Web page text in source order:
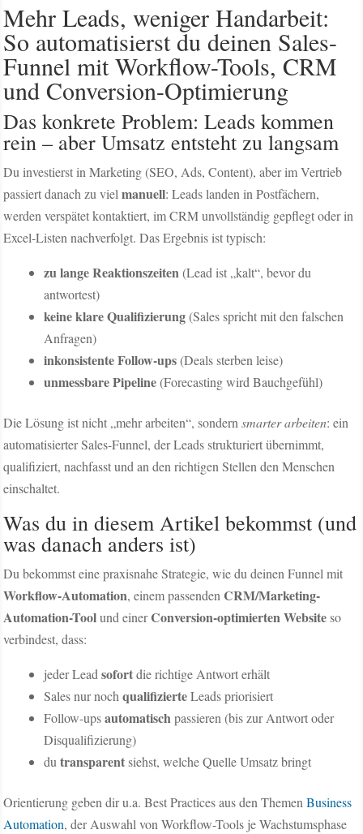
Mehr Leads, weniger Handarbeit:
So automatisierst du deinen Sales-
Funnel mit Workflow-Tools, CRM
und Conversion-Optimierung
Das konkrete Problem: Leads kommen
rein – aber Umsatz entsteht zu langsam
Du investierst in Marketing (SEO, Ads, Content), aber im Vertrieb
passiert danach zu vielmanuell: Leads landen in Postfächern,
werden verspätet kontaktiert, im CRM unvollständig gepflegt oder in
Excel-Listen nachverfolgt. Das Ergebnis ist typisch:
zu lange Reaktionszeiten(Lead ist „kalt“, bevor du
antwortest)
keine klare Qualifizierung(Sales spricht mit den falschen
Anfragen)
inkonsistente Follow-ups(Deals sterben leise)
unmessbare Pipeline(Forecasting wird Bauchgefühl)
Die Lösung ist nicht „mehr arbeiten“, sondernsmarter arbeiten: ein
automatisierter Sales-Funnel, der Leads strukturiert übernimmt,
qualifiziert, nachfasst und an den richtigen Stellen den Menschen
einschaltet.
Was du in diesem Artikel bekommst (und
was danach anders ist)
Du bekommst eine praxisnahe Strategie, wie du deinen Funnel mit
Workflow-Automation, einem passendenCRM/Marketing-
Automation-Toolund einerConversion-optimierten Websiteso
verbindest, dass:
jeder Leadsofortdie richtige Antwort erhält
Sales nur nochqualifizierteLeads priorisiert
Follow-upsautomatischpassieren (bis zur Antwort oder
Disqualifizierung)
dutransparentsiehst, welche Quelle Umsatz bringt
Orientierung geben dir u.a. Best Practices aus den ThemenBusiness
Automation, der Auswahl von Workflow-Tools je Wachstumsphase